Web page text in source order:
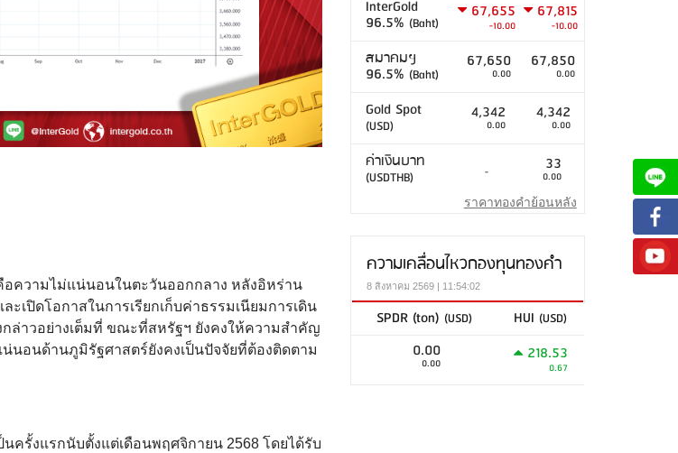
ความไม่แน่นอนในตะวันออกกลาง หลังอิหร่าน
ะเปิดโอกาสในการเรียกเก็บค่าธรรมเนียมการเดิน
ล่าวอย่างเต็มที่ ขณะที่สหรัฐฯ ยังคงให้ความสำคัญ
นอนด้านภูมิรัฐศาสตร์ยังคงเป็นปัจจัยที่ต้องติดตาม
ครั้งแรกนับตั้งแต่เดือนพฤศจิกายน 2568 โดยได้รับ
InterGold
96.5% (Baht)
67,655
-10.00
67,815
-10.00
สมาคมฯ
96.5% (Baht)
67,650
0.00
67,850
0.00
Gold Spot
(USD)
4,342
0.00
4,342
0.00
ค่าเงินบาท
(USDTHB) - 33
0.00
ราคาทองคำย้อนหลัง
ความเคลื่อนไหวกองทุนทองคำ
8 สิงหาคม 2569 | 11:54:02
SPDR (ton) (USD) HUI (USD)
0.00
0.00 218.53
0.67